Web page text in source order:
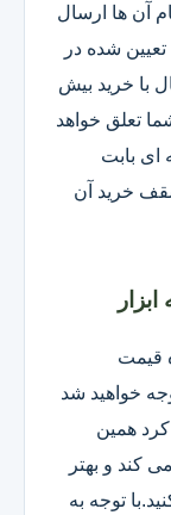
آن ها ارسال
شده در
با خرید بیش
به شما تعلق خواهد
ای بابت
خرید آن
قیمت
خواهید شد
همین
کند و بهتر
توجه به